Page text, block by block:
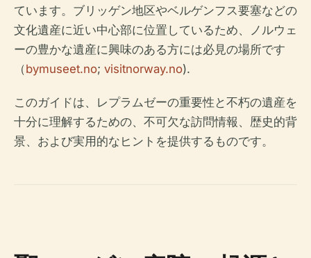
ています。ブリッゲン地区やベルゲンフス要塞などの
文化遺産に近い中心部に位置しているため、ノルウェ
ーの豊かな遺産に興味のある方には必見の場所です
（bymuseet.no; visitnorway.no).
このガイドは、レプラムゼーの重要性と不朽の遺産を
十分に理解するための、不可欠な訪問情報、歴史的背
景、および実用的なヒントを提供するものです。